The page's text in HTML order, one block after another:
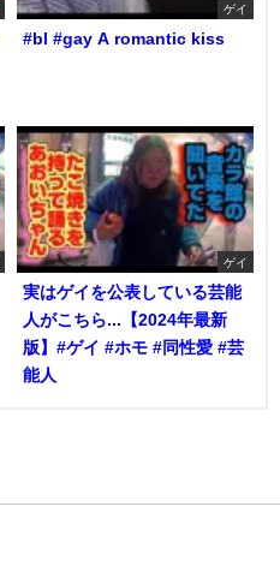
ゲイ
#bl #gay A romantic kiss
ゲイ
実はゲイを公表している芸能
人がこちら...【2024年最新
版】#ゲイ #ホモ #同性愛 #芸
能人